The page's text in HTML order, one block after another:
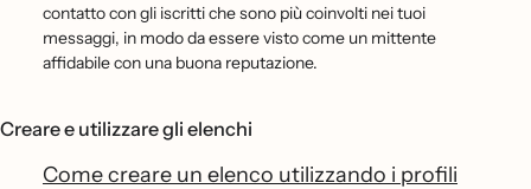
contatto con gli iscritti che sono più coinvolti nei tuoi
messaggi, in modo da essere visto come un mittente
affidabile con una buona reputazione.
Creare e utilizzare gli elenchi
Come creare un elenco utilizzando i profili